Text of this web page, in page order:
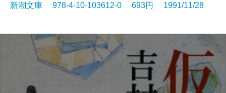
新潮文庫 978-4-10-103612-0 693円 1991/11/28